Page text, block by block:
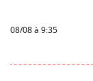
08/08 à 9:35